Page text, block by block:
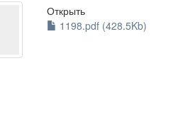
Открыть
1198.pdf (428.5Kb)